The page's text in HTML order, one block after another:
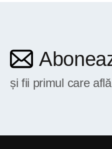
și fii primul care